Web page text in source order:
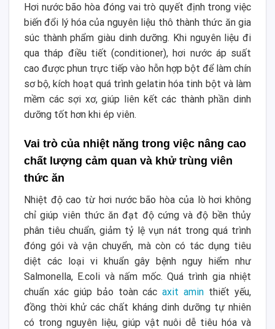
Hơi nước bão hòa đóng vai trò quyết định trong việc
biến đổi lý hóa của nguyên liệu thô thành thức ăn gia
súc thành phẩm giàu dinh dưỡng. Khi nguyên liệu đi
qua tháp điều tiết (conditioner), hơi nước áp suất
cao được phun trực tiếp vào hỗn hợp bột để làm chín
sơ bộ, kích hoạt quá trình gelatin hóa tinh bột và làm
mềm các sợi xơ, giúp liên kết các thành phần dinh
dưỡng tốt hơn khi ép viên.
Vai trò của nhiệt năng trong việc nâng cao
chất lượng cảm quan và khử trùng viên
thức ăn
Nhiệt độ cao từ hơi nước bão hòa của lò hơi không
chỉ giúp viên thức ăn đạt độ cứng và độ bền thủy
phân tiêu chuẩn, giảm tỷ lệ vụn nát trong quá trình
đóng gói và vận chuyển, mà còn có tác dụng tiêu
diệt các loại vi khuẩn gây bệnh nguy hiểm như
Salmonella, E.coli và nấm mốc. Quá trình gia nhiệt
chuẩn xác giúp bảo toàn cácaxit amin thiết yếu,
đồng thời khử các chất kháng dinh dưỡng tự nhiên
có trong nguyên liệu, giúp vật nuôi dễ tiêu hóa và